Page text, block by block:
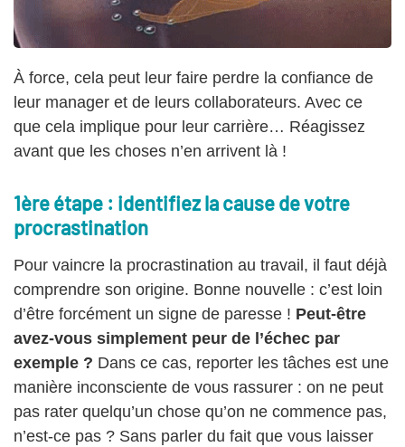
À force, cela peut leur faire perdre la confiance de
leur manager et de leurs collaborateurs. Avec ce
que cela implique pour leur carrière… Réagissez
avant que les choses n’en arrivent là !
1ère étape : identifiez la cause de votre
procrastination
Pour vaincre la procrastination au travail, il faut déjà
comprendre son origine. Bonne nouvelle : c’est loin
d’être forcément un signe de paresse ! Peut-être
avez-vous simplement peur de l’échec par
exemple ? Dans ce cas, reporter les tâches est une
manière inconsciente de vous rassurer : on ne peut
pas rater quelqu’un chose qu’on ne commence pas,
n’est-ce pas ? Sans parler du fait que vous laisser